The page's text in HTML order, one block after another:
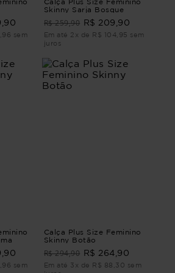
sem
Skinny Sarja Bosque
R$ 259,90 R$ 209,90
Em até 2x de R$ 104,95 sem
juros
sem
Calça Plus Size Feminino
Skinny Botão
R$ 294,90 R$ 264,90
Em até 3x de R$ 88,30 sem